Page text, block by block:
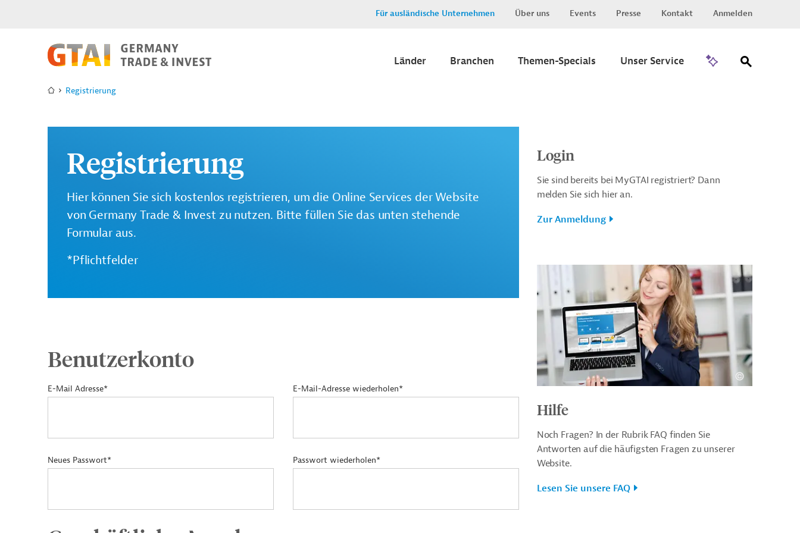
Für ausländische Unternehmen Über uns Events Presse Kontakt Anmelden
Länder Branchen Themen-Specials Unser Service
Registrierung
Registrierung
Hier können Sie sich kostenlos registrieren, um die Online Services der Website
von Germany Trade & Invest zu nutzen. Bitte füllen Sie das unten stehende
Formular aus.
*Pflichtfelder
Benutzerkonto
E-Mail Adresse* E-Mail-Adresse wiederholen*
Neues Passwort* Passwort wiederholen*
Login
Sie sind bereits bei MyGTAI registriert? Dann
melden Sie sich hier an.
Zur Anmeldung
Hilfe
Noch Fragen? In der Rubrik FAQ finden Sie
Antworten auf die häufigsten Fragen zu unserer
Website.
Lesen Sie unsere FAQ